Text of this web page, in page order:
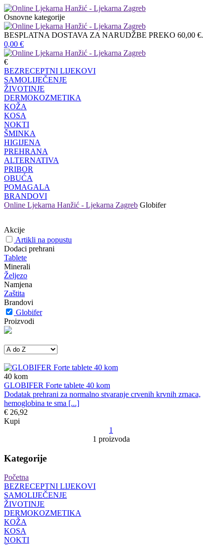
Osnovne kategorije
BESPLATNA DOSTAVA ZA NARUDŽBE PREKO 60,00 €.
0,00 €
€
BEZRECEPTNI LIJEKOVI
SAMOLIJEČENJE
ŽIVOTINJE
DERMOKOZMETIKA
KOŽA
KOSA
NOKTI
ŠMINKA
HIGIJENA
PREHRANA
ALTERNATIVA
PRIBOR
OBUĆA
POMAGALA
BRANDOVI
Online Ljekarna Hanžić - Ljekarna Zagreb Globifer
Akcije
Artikli na popustu
Dodaci prehrani
Tablete
Minerali
Željezo
Namjena
Zaštita
Brandovi
Globifer
Proizvodi
40 kom
GLOBIFER Forte tablete 40 kom
Dodatak prehrani za normalno stvaranje crvenih krvnih zrnaca,
hemoglobina te sma [...]
€ 26,92
Kupi
1
1 proizvoda
Kategorije
Početna
BEZRECEPTNI LIJEKOVI
SAMOLIJEČENJE
ŽIVOTINJE
DERMOKOZMETIKA
KOŽA
KOSA
NOKTI